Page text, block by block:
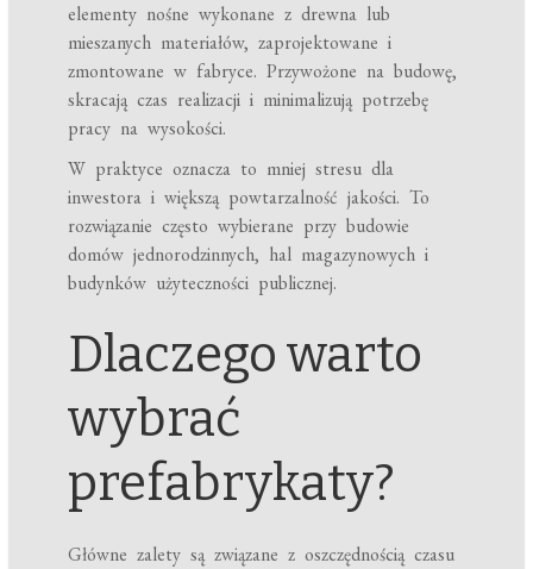
elementy nośne wykonane z drewna lub
mieszanych materiałów, zaprojektowane i
zmontowane w fabryce. Przywożone na budowę,
skracają czas realizacji i minimalizują potrzebę
pracy na wysokości.
W praktyce oznacza to mniej stresu dla
inwestora i większą powtarzalność jakości. To
rozwiązanie często wybierane przy budowie
domów jednorodzinnych, hal magazynowych i
budynków użyteczności publicznej.
Dlaczego warto
wybrać
prefabrykaty?
Główne zalety są związane z oszczędnością czasu